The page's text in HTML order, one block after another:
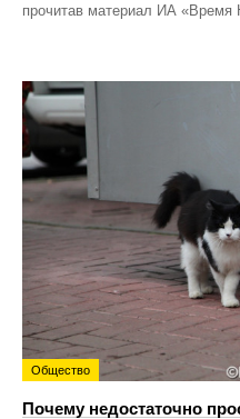
прочитав материал ИА «Время
Общество
Почему недостаточно